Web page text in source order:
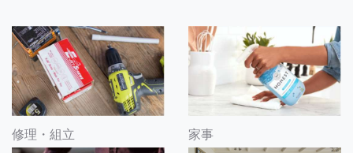
修理・組立 家事